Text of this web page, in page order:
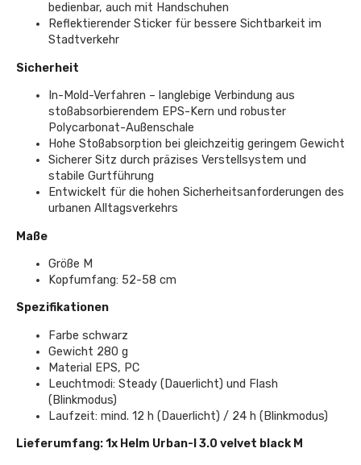
bedienbar, auch mit Handschuhen
Reflektierender Sticker für bessere Sichtbarkeit im
Stadtverkehr
Sicherheit
In-Mold-Verfahren – langlebige Verbindung aus
stoßabsorbierendem EPS-Kern und robuster
Polycarbonat-Außenschale
Hohe Stoßabsorption bei gleichzeitig geringem Gewicht
Sicherer Sitz durch präzises Verstellsystem und
stabile Gurtführung
Entwickelt für die hohen Sicherheitsanforderungen des
urbanen Alltagsverkehrs
Maße
Größe M
Kopfumfang: 52-58 cm
Spezifikationen
Farbe schwarz
Gewicht 280 g
Material EPS, PC
Leuchtmodi: Steady (Dauerlicht) und Flash
(Blinkmodus)
Laufzeit: mind. 12 h (Dauerlicht) / 24 h (Blinkmodus)
Lieferumfang: 1x Helm Urban-I 3.0 velvet black M